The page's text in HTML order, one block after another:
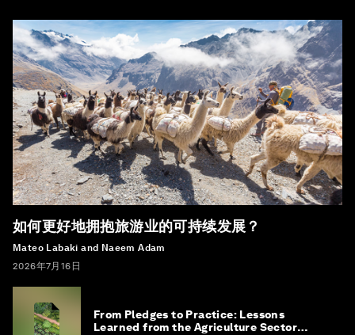
如何更好地拥抱旅游业的可持续发展？
Mateo Labaki and Naeem Adam
2026年7月16日
From Pledges to Practice: Lessons
Learned from the Agriculture Sector